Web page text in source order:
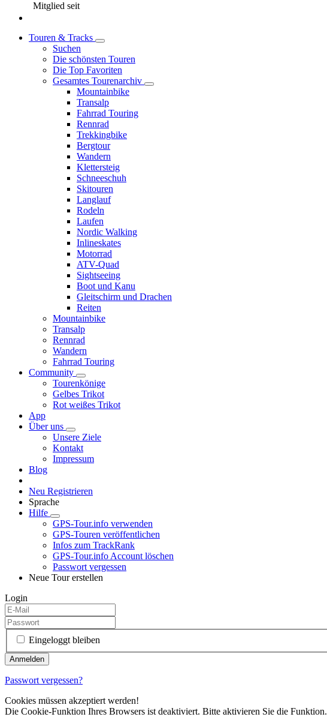
Mitglied seit
Touren & Tracks
Suchen
Die schönsten Touren
Die Top Favoriten
Gesamtes Tourenarchiv
Mountainbike
Transalp
Fahrrad Touring
Rennrad
Trekkingbike
Bergtour
Wandern
Klettersteig
Schneeschuh
Skitouren
Langlauf
Rodeln
Laufen
Nordic Walking
Inlineskates
Motorrad
ATV-Quad
Sightseeing
Boot und Kanu
Gleitschirm und Drachen
Reiten
Mountainbike
Transalp
Rennrad
Wandern
Fahrrad Touring
Community
Tourenkönige
Gelbes Trikot
Rot weißes Trikot
App
Über uns
Unsere Ziele
Kontakt
Impressum
Blog
Neu Registrieren
Sprache
Hilfe
GPS-Tour.info verwenden
GPS-Touren veröffentlichen
Infos zum TrackRank
GPS-Tour.info Account löschen
Passwort vergessen
Neue Tour erstellen
Login
Eingeloggt bleiben
Passwort vergessen?
Cookies müssen akzeptiert werden!
Die Cookie-Funktion Ihres Browsers ist deaktiviert. Bitte aktivieren Sie die Funktion.